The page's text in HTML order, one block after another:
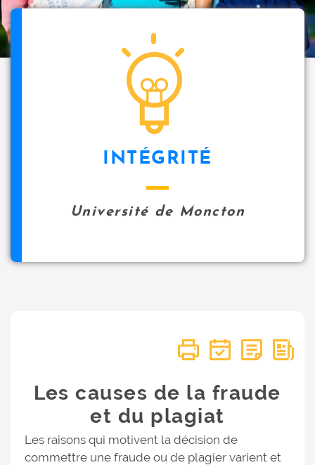
INTÉGRITÉ
Université de Moncton
Les causes de la fraude
et du plagiat
Les raisons qui motivent la décision de
commettre une fraude ou de plagier varient et